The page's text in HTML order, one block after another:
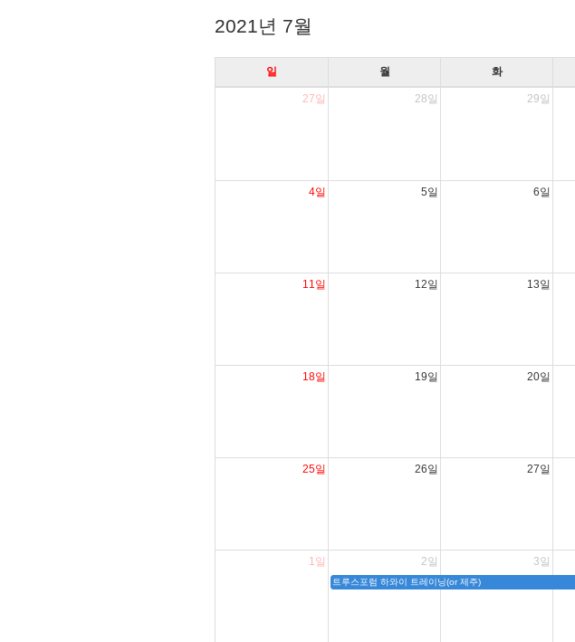
2021년 7월
일 월 화
27일 28일 29일
4일 5일 6일
11일 12일 13일
18일 19일 20일
25일 26일 27일
1일 2일 3일
트루스포럼 하와이 트레이닝(or 제주)